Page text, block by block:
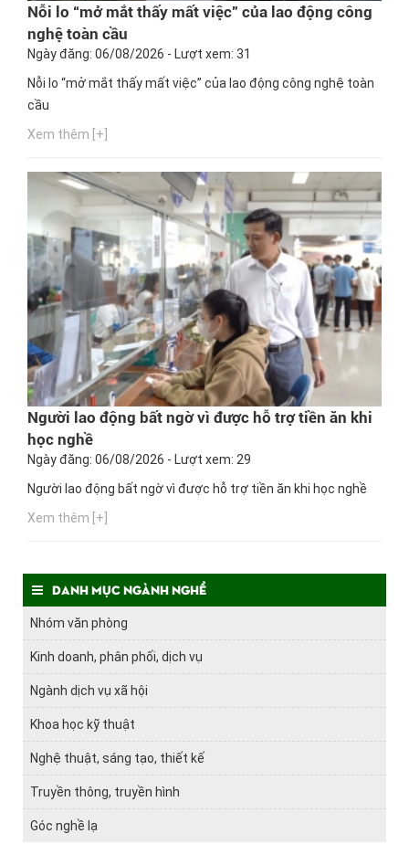
Nỗi lo “mở mắt thấy mất việc” của lao động công
nghệ toàn cầu
Ngày đăng: 06/08/2026 - Lượt xem: 31
Nỗi lo “mở mắt thấy mất việc” của lao động công nghệ toàn
cầu
Xem thêm [+]
Người lao động bất ngờ vì được hỗ trợ tiền ăn khi
học nghề
Ngày đăng: 06/08/2026 - Lượt xem: 29
Người lao động bất ngờ vì được hỗ trợ tiền ăn khi học nghề
Xem thêm [+]
Danh mục ngành nghề
Nhóm văn phòng
Kinh doanh, phân phối, dịch vụ
Ngành dịch vụ xã hội
Khoa học kỹ thuật
Nghệ thuật, sáng tạo, thiết kế
Truyền thông, truyền hình
Góc nghề lạ